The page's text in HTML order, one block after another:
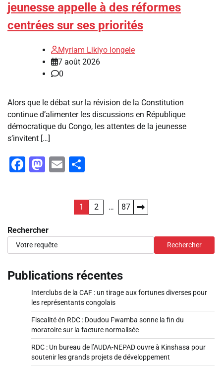
jeunesse appelle à des réformes
centrées sur ses priorités
Myriam Likiyo longele
7 août 2026
0
Alors que le débat sur la révision de la Constitution
continue d’alimenter les discussions en République
démocratique du Congo, les attentes de la jeunesse
s’invitent […]
Facebook
Mastodon
Email
des
publications
1 2 … 87
Rechercher
Rechercher
Publications récentes
Interclubs de la CAF : un tirage aux fortunes diverses pour
les représentants congolais
Fiscalité én RDC : Doudou Fwamba sonne la fin du
moratoire sur la facture normalisée
RDC : Un bureau de l’AUDA-NEPAD ouvre à Kinshasa pour
soutenir les grands projets de développement